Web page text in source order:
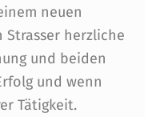
neuen
herzliche
und beiden
und wenn
Tätigkeit.